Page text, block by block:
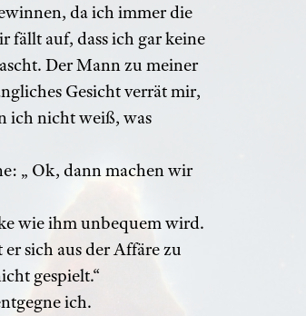
da ich immer die
auf, dass ich gar keine
Der Mann zu meiner
Gesicht verrät mir,
ich nicht weiß, was
„ Ok, dann machen wir
wie ihm unbequem wird.
sich aus der Affäre zu
gespielt.“
ich.